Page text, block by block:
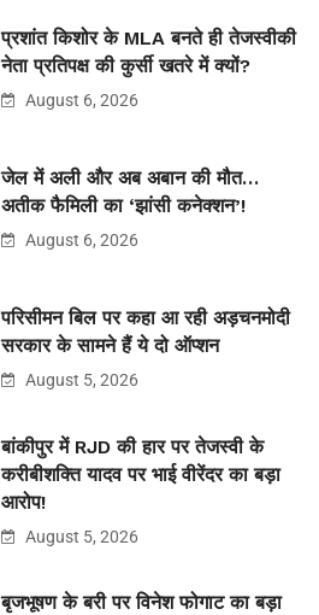
प्रशांत किशोर के MLA बनते ही तेजस्वीकी
नेता प्रतिपक्ष की कुर्सी खतरे में क्यों?
August 6, 2026
जेल में अली और अब अबान की मौत…
अतीक फैमिली का ‘झांसी कनेक्शन’!
August 6, 2026
परिसीमन बिल पर कहा आ रही अड़चनमोदी
सरकार के सामने हैं ये दो ऑप्शन
August 5, 2026
बांकीपुर में RJD की हार पर तेजस्वी के
करीबीशक्ति यादव पर भाई वीरेंदर का बड़ा
आरोप!
August 5, 2026
बृजभूषण के बरी पर विनेश फोगाट का बड़ा